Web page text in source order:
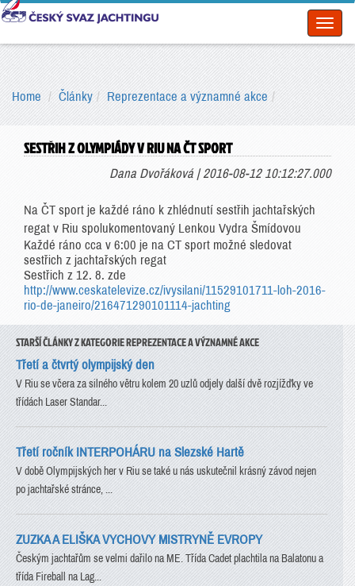
Home Články Reprezentace a významné akce
SESTŘIH Z OLYMPIÁDY V RIU NA ČT SPORT
Dana Dvořáková | 2016-08-12 10:12:27.000
Na ČT sport je každé ráno k zhlédnutí sestřih jachtařských
regat v Riu spolukomentovaný Lenkou Vydra Šmídovou
Každé ráno cca v 6:00 je na CT sport možné sledovat
sestřich z jachtařských regat
Sestřich z 12. 8. zde
http://www.ceskatelevize.cz/ivysilani/11529101711-loh-2016-
rio-de-janeiro/216471290101114-jachting
STARŠÍ ČLÁNKY Z KATEGORIE REPREZENTACE A VÝZNAMNÉ AKCE
Třetí a čtvrtý olympijský den
V Riu se včera za silného větru kolem 20 uzlů odjely další dvě rozjížďky ve
třídách Laser Standar...
Třetí ročník INTERPOHÁRU na Slezské Hartě
V době Olympijských her v Riu se také u nás uskutečnil krásný závod nejen
po jachtařské stránce, ...
ZUZKA A ELIŠKA VYCHOVY MISTRYNĚ EVROPY
Českým jachtařům se velmi dařilo na ME. Třída Cadet plachtila na Balatonu a
třída Fireball na Lag...